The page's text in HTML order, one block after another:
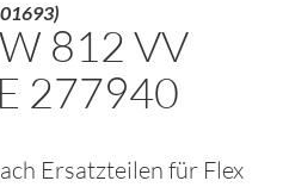
812 VV
277940
Ersatzteilen für Flex